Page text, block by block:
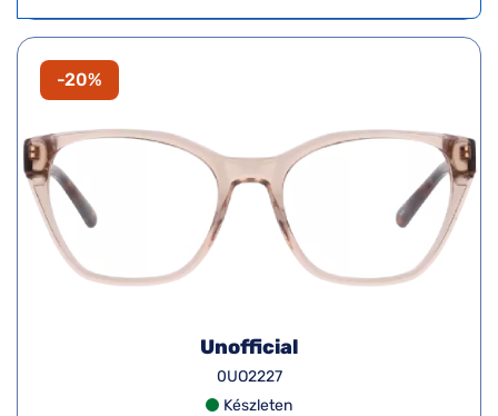
-20%
Unofficial
0UO2227
Készleten